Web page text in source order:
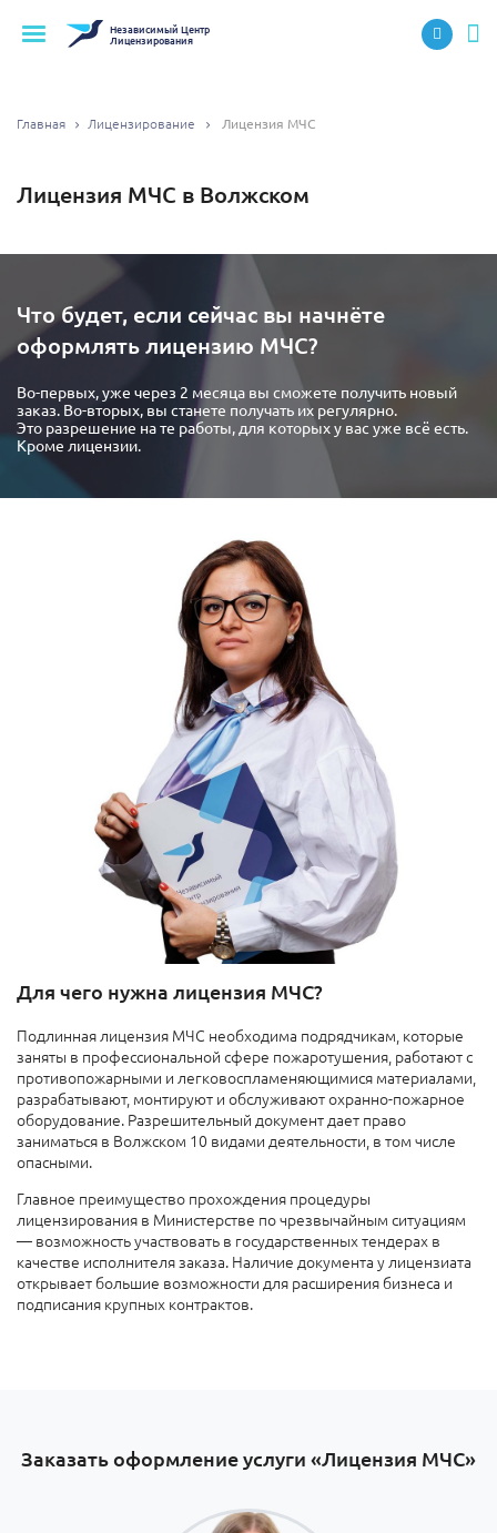
НезависимыйЦентр
Лицензирования
Главная Лицензирование Лицензия МЧС
Лицензия МЧС в Волжском
Что будет, если сейчас вы начнёте
оформлять лицензию МЧС?
Во-первых, уже через 2 месяца вы сможете получить новый
заказ. Во-вторых, вы станете получать их регулярно.
Это разрешение на те работы, для которых у вас уже всё есть.
Кроме лицензии.
Для чего нужна лицензия МЧС?
Подлинная лицензия МЧС необходима подрядчикам, которые
заняты в профессиональной сфере пожаротушения, работают с
противопожарными и легковоспламеняющимися материалами,
разрабатывают, монтируют и обслуживают охранно-пожарное
оборудование. Разрешительный документ дает право
заниматься в Волжском 10 видами деятельности, в том числе
опасными.
Главное преимущество прохождения процедуры
лицензирования в Министерстве по чрезвычайным ситуациям
— возможность участвовать в государственных тендерах в
качестве исполнителя заказа. Наличие документа у лицензиата
открывает большие возможности для расширения бизнеса и
подписания крупных контрактов.
Заказать оформление услуги «Лицензия МЧС»